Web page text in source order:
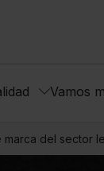
Vamos
del sector